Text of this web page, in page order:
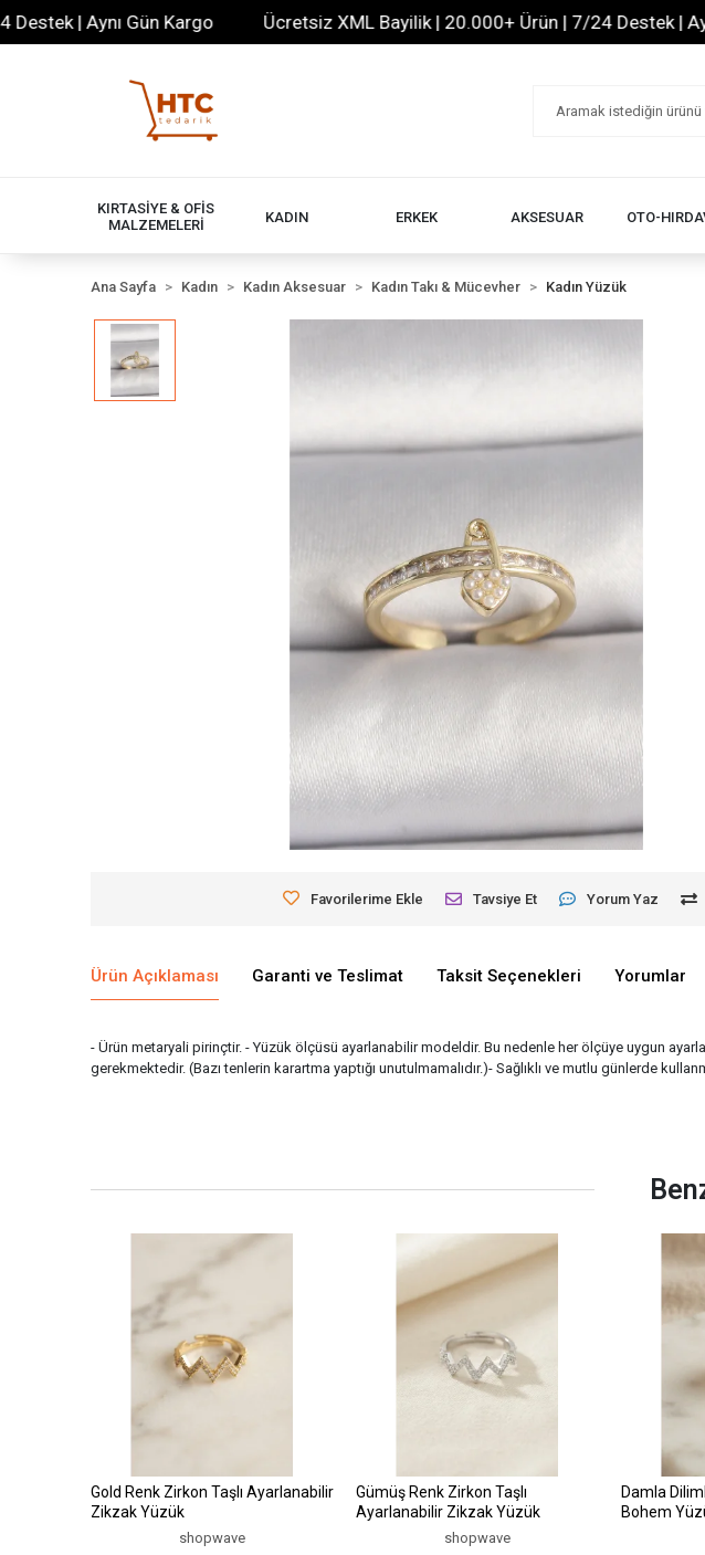
| Aynı Gün Kargo Ücretsiz XML Bayilik | 20.000+ Ürün | 7/24 Destek | Aynı
KIRTASİYE & OFİS
MALZEMELERİ
KADIN ERKEK AKSESUAR OTO-
Ana Sayfa Kadın Kadın Aksesuar Kadın Takı & Mücevher Kadın Yüzük
Favorilerime Ekle Tavsiye Et Yorum Yaz
Ürün Açıklaması Garanti ve Teslimat Taksit Seçenekleri Yorumlar
- Ürün metaryali pirinçtir. - Yüzük ölçüsü ayarlanabilir modeldir. Bu nedenle her ölçüye uygun
gerekmektedir. (Bazı tenlerin karartma yaptığı unutulmamalıdır.)- Sağlıklı ve mutlu günlerde
Gold Renk Zirkon Taşlı Ayarlanabilir
Zikzak Yüzük
shopwave
Gümüş Renk Zirkon Taşlı
Ayarlanabilir Zikzak Yüzük
shopwave
Damla
Bohem